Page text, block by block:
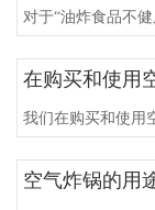
对于“油炸食品不
在购买和使用
我们在购买和使用
空气炸锅的用